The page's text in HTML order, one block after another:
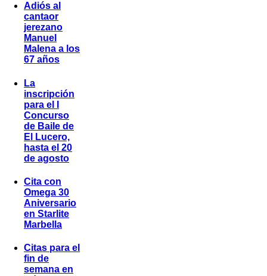
Adiós al
cantaor
jerezano
Manuel
Malena a los
67 años
La
inscripción
para el I
Concurso
de Baile de
El Lucero,
hasta el 20
de agosto
Cita con
Omega 30
Aniversario
en Starlite
Marbella
Citas para el
fin de
semana en